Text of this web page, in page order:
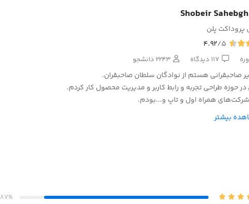
Shobeir
پلن
4.92/5
117 دیدگاه 2243 دانشجو
صاحبقرانی هستم از نوادگان سلطان صاحبقران.
همراه اول و تاپ و...بودم.
مختلفی رو مدیریت کردم و جذب و استخدام‌های زیادی برای سازمان‌های بزرگ انجام
بیشتر
87%